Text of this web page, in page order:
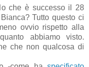
che è successo il 28
Tutto questo ci
ovvio rispetto alla
abbiamo visto.
che non qualcosa di